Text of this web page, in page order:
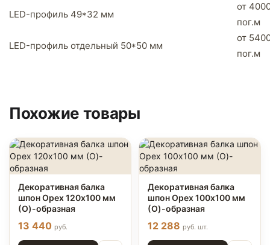
LED-профиль 49*32 мм
от
пог.м
LED-профиль отдельный 50*50 мм
от
пог.м
Похожие товары
Декоративная балка
шпон Орех 120х100 мм
(О)-образная
13 440 руб.
Декоративная балка
шпон Орех 100х100 мм
(О)-образная
12 288 руб. шт.